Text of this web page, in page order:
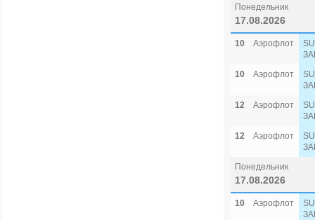
Понедельник
17.08.2026
10 Аэрофлот
10
Аэрофлот
12
Аэрофлот
12
Аэрофлот
Понедельник
17.08.2026
10 Аэрофлот